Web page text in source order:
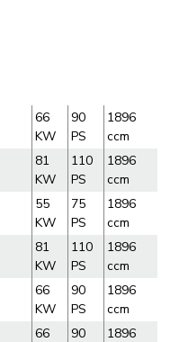
66
KW
90
PS
1896
ccm
81
KW
110
PS
1896
ccm
55
KW
75
PS
1896
ccm
81
KW
110
PS
1896
ccm
66
KW
90
PS
1896
ccm
66
90
1896